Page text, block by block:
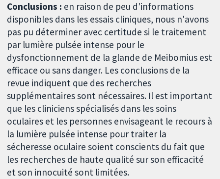
Conclusions : en raison de peu d'informations
disponibles dans les essais cliniques, nous n'avons
pas pu déterminer avec certitude si le traitement
par lumière pulsée intense pour le
dysfonctionnement de la glande de Meibomius est
efficace ou sans danger. Les conclusions de la
revue indiquent que des recherches
supplémentaires sont nécessaires. Il est important
que les cliniciens spécialisés dans les soins
oculaires et les personnes envisageant le recours à
la lumière pulsée intense pour traiter la
sécheresse oculaire soient conscients du fait que
les recherches de haute qualité sur son efficacité
et son innocuité sont limitées.